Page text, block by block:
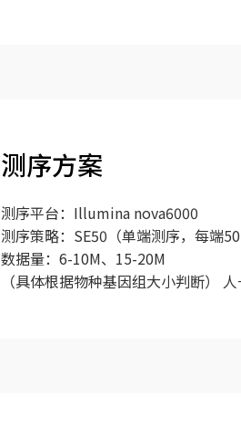
测序方案
测序平台：Illumina nova6000
测序策略：SE50（单端测序，每端
数据量：6-10M、15-20M
（具体根据物种基因组大小判断）